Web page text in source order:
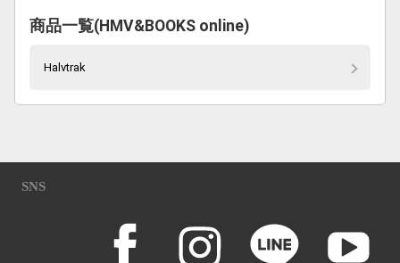
商品一覧(HMV&BOOKS online)
Halvtrak
SNS